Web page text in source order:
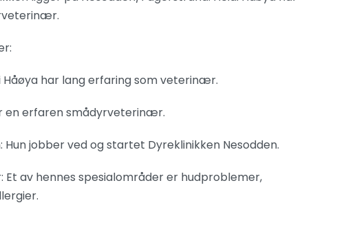
har lang erfaring som veterinær.
en erfaren smådyrveterinær.
Hun jobber ved og startet Dyreklinikken Nesodden.
Et av hennes spesialområder er hudproblemer,